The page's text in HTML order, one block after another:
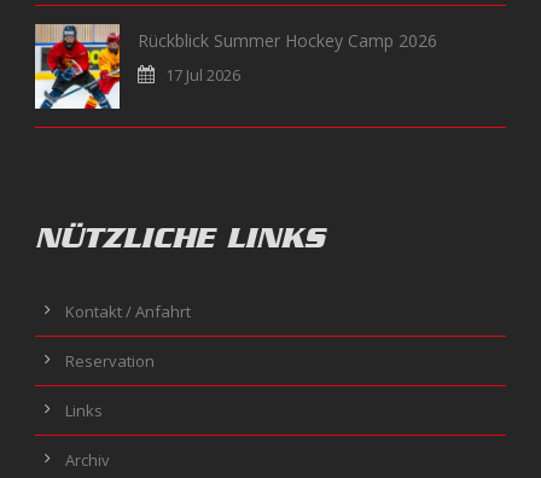
Rückblick Summer Hockey Camp 2026
17 Jul 2026
NÜTZLICHE LINKS
Kontakt / Anfahrt
Reservation
Links
Archiv